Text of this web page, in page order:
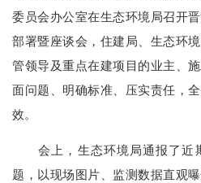
委员会办公室在生态环境局召开
部署暨座谈会，住建局、生态环
管领导及重点在建项目的业主、
面问题、明确标准、压实责任，
效。
会上，生态环境局通报了近
题，以现场图片、监测数据直观